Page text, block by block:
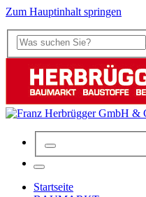
Zum Hauptinhalt springen
Startseite